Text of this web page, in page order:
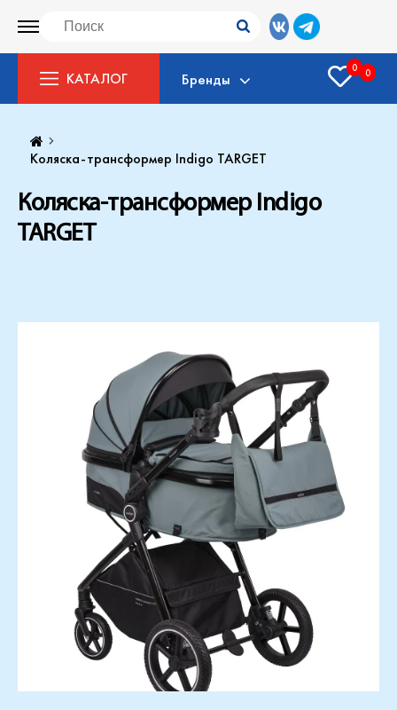
КАТАЛОГ Бренды
0 0
Коляска-трансформер Indigo TARGET
Коляска-трансформер Indigo
TARGET